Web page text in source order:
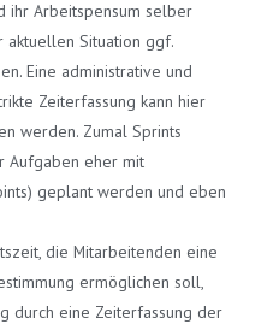
ihr Arbeitspensum selber
aktuellen Situation ggf.
Eine administrative und
Zeiterfassung kann hier
werden. Zumal Sprints
Aufgaben eher mit
geplant werden und eben
die Mitarbeitenden eine
ermöglichen soll,
durch eine Zeiterfassung der